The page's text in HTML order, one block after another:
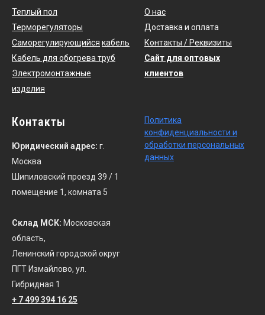
Теплый пол
Терморегуляторы
Саморегулирующийся кабель
Кабель для обогрева труб
Электромонтажные
изделия
О нас
Доставка и оплата
Контакты / Реквизиты
Сайт для оптовых
клиентов
Контакты
Юридический адрес: г.
Москва
Шипиловский проезд 39 / 1
помещение 1, комната 5
Склад МСК: Московская
область,
Ленинский городской округ
ПГТ Измайлово, ул.
Гибридная 1
+ 7 499 394 16 25
Политика
конфиденциальности и
обработки персональных
данных